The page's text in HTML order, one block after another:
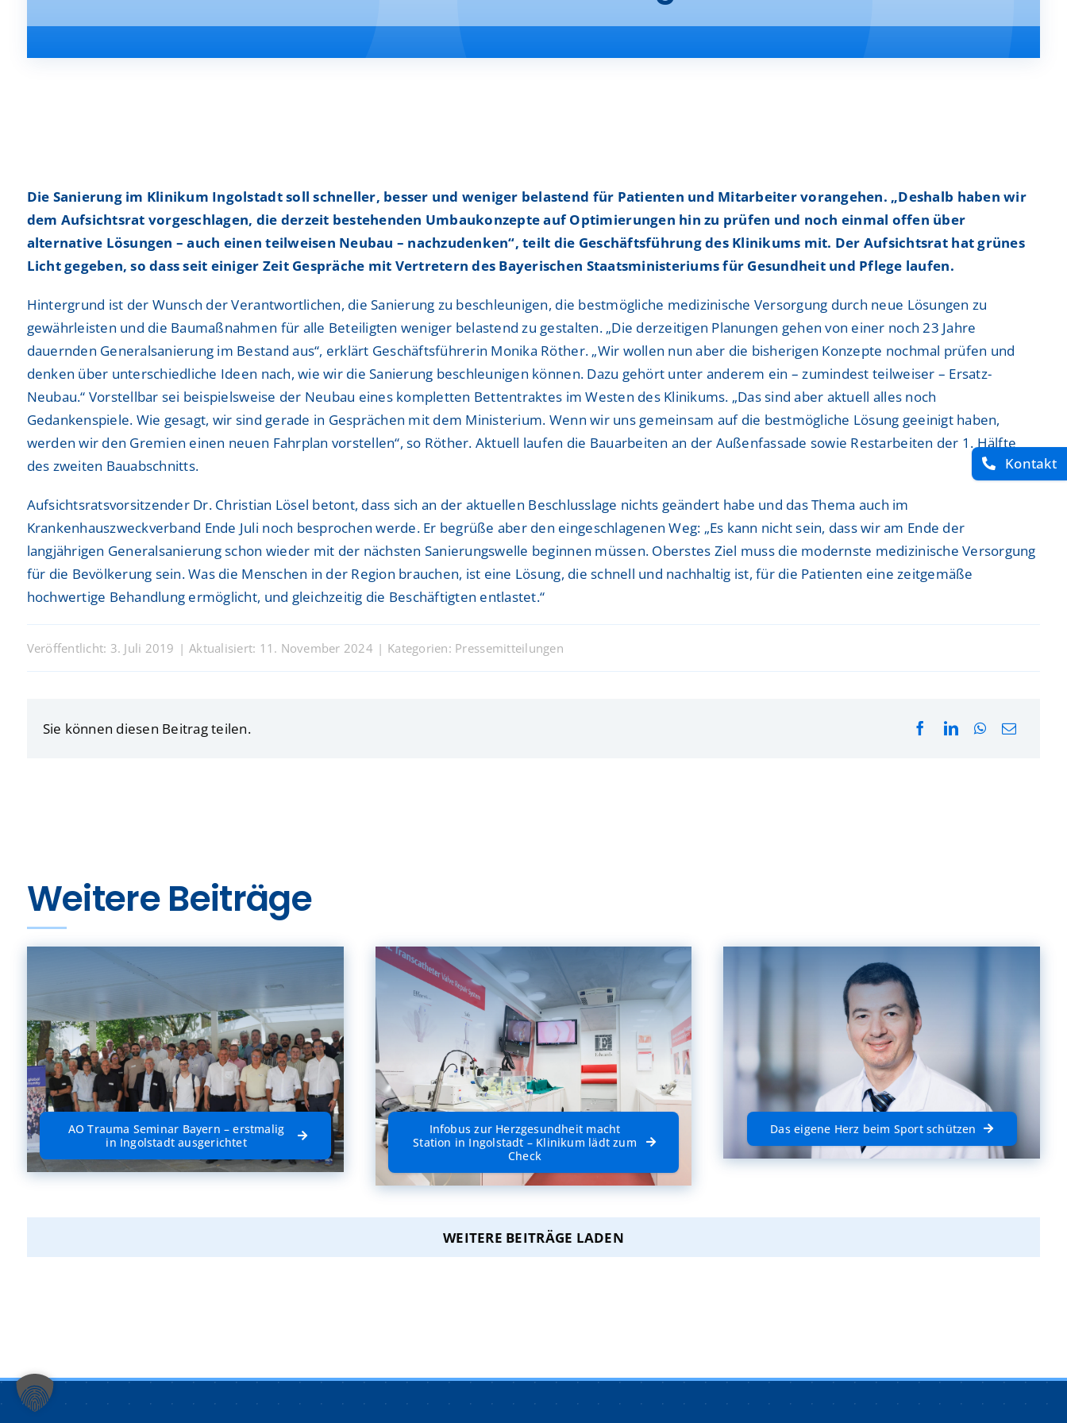
Kontakt
Frauenheilkunde und Geburtshilfe
Gastroenterologie, Hepatologie, Diabetologie und Hämatologie-
Laboratoriumsmedizin
Kardiologie und Internistische Intensivmedizin
Kinder- und Jugendchirurgie
Nephrologie
Neurochirurgie
Neurologie
Nuklearmedizin
Orthopädie und Unfallchirurgie
Pneumologie, Beatmungsmedizin, Thorakale Onkologie & Immonologie
Radiologie und Neuroradiologie
Strahlentherapie und radiologische Onkologie
Interdisziplinäres Wirbelsäulenzentrum
Interprofessionelles Simulations-und Weiterbildungszentrum (ISI)
Pankreaskrebszentrum
Prostatakarzinom Zentrum
ShuntZentrum
Sportmedizinisches Zentrum
Studienzentrum
Viszeralonkologisches Zentrum
Insights & Events
Administration & Management
Ausbildung
Studium
Praktika
Freiwilligendienste
Klinikum Ingolstadt – Startseite alt
Voraussetzungen & Dokumente
Hospitationen
Aktuelle Stellenangebote
Initiativbewerbungen
Frauenheilkunde und Geburtshilfe
Gastroenterologie, Hepatologie, Diabetologie und Hämatologie-
Laboratoriumsmedizin
Kardiologie und Internistische Intensivmedizin
Kinder- und Jugendchirurgie
Nephrologie
Neurochirurgie
Neurologie
Nuklearmedizin
Orthopädie und Unfallchirurgie
Pneumologie, Beatmungsmedizin, Thorakale Onkologie & Immonologie
Radiologie und Neuroradiologie
Strahlentherapie und radiologische Onkologie
Interdisziplinäres Wirbelsäulenzentrum
Interprofessionelles Simulations-und Weiterbildungszentrum (ISI)
Pankreaskrebszentrum
Prostatakarzinom Zentrum
ShuntZentrum
Sportmedizinisches Zentrum
Studienzentrum
Viszeralonkologisches Zentrum
Insights & Events
Administration & Management
Ausbildung
Studium
Praktika
Freiwilligendienste
Klinikum Ingolstadt – Startseite alt
Voraussetzungen & Dokumente
Hospitationen
Aktuelle Stellenangebote
Initiativbewerbungen
Die Sanierung im Klinikum Ingolstadt soll schneller, besser und weniger belastend für Patienten und Mitarbeiter vorangehen. „Deshalb haben wir
dem Aufsichtsrat vorgeschlagen, die derzeit bestehenden Umbaukonzepte auf Optimierungen hin zu prüfen und noch einmal offen über
alternative Lösungen – auch einen teilweisen Neubau – nachzudenken“, teilt die Geschäftsführung des Klinikums mit. Der Aufsichtsrat hat grünes
Licht gegeben, so dass seit einiger Zeit Gespräche mit Vertretern des Bayerischen Staatsministeriums für Gesundheit und Pflege laufen.
Hintergrund ist der Wunsch der Verantwortlichen, die Sanierung zu beschleunigen, die bestmögliche medizinische Versorgung durch neue Lösungen zu
gewährleisten und die Baumaßnahmen für alle Beteiligten weniger belastend zu gestalten. „Die derzeitigen Planungen gehen von einer noch 23 Jahre
dauernden Generalsanierung im Bestand aus“, erklärt Geschäftsführerin Monika Röther. „Wir wollen nun aber die bisherigen Konzepte nochmal prüfen und
denken über unterschiedliche Ideen nach, wie wir die Sanierung beschleunigen können. Dazu gehört unter anderem ein – zumindest teilweiser – Ersatz-
Neubau.“ Vorstellbar sei beispielsweise der Neubau eines kompletten Bettentraktes im Westen des Klinikums. „Das sind aber aktuell alles noch
Gedankenspiele. Wie gesagt, wir sind gerade in Gesprächen mit dem Ministerium. Wenn wir uns gemeinsam auf die bestmögliche Lösung geeinigt haben,
werden wir den Gremien einen neuen Fahrplan vorstellen“, so Röther. Aktuell laufen die Bauarbeiten an der Außenfassade sowie Restarbeiten der 1. Hälfte
des zweiten Bauabschnitts.
Aufsichtsratsvorsitzender Dr. Christian Lösel betont, dass sich an der aktuellen Beschlusslage nichts geändert habe und das Thema auch im
Krankenhauszweckverband Ende Juli noch besprochen werde. Er begrüße aber den eingeschlagenen Weg: „Es kann nicht sein, dass wir am Ende der
langjährigen Generalsanierung schon wieder mit der nächsten Sanierungswelle beginnen müssen. Oberstes Ziel muss die modernste medizinische Versorgung
für die Bevölkerung sein. Was die Menschen in der Region brauchen, ist eine Lösung, die schnell und nachhaltig ist, für die Patienten eine zeitgemäße
hochwertige Behandlung ermöglicht, und gleichzeitig die Beschäftigten entlastet.“
Veröffentlicht: 3. Juli 2019 | Aktualisiert: 11. November 2024 | Kategorien: Pressemitteilungen
Sie können diesen Beitrag teilen.
Weitere Beiträge
AO Trauma Seminar Bayern – erstmalig
in Ingolstadt ausgerichtet
Infobus zur Herzgesundheit macht
Station in Ingolstadt – Klinikum lädt zum
Check
Das eigene Herz beim Sport schützen
WEITERE BEITRÄGE LADEN